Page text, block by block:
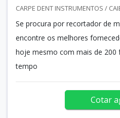
CARPE DENT INSTRUMENTOS /
Se procura por recortador de
encontre os melhores
hoje mesmo com mais de 200
tempo
Cotar